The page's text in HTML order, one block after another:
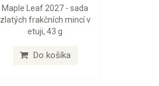
Maple Leaf 2027 - sada
zlatých frakčních mincí v
etuji, 43 g
Do košíka